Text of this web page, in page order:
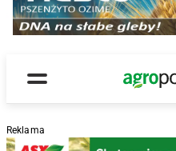
Menu
Main Logo
Reklama